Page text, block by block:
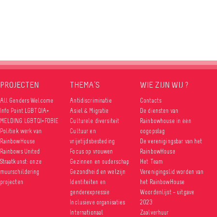
PROJECTEN
All Genders Welcome
Info Point LGBTQIA+
MELDING LGBTQI+FOBIE
Politiek werk van
RainbowHouse
Rainbows United
Straatkunst: onze
muurschildering
projecten
THEMA’S
Antidiscriminatie
Asiel & Migratie
Culturele diversiteit
Cultuur en
vrijetijdsbesteding
Focus op vrouwen
Gezinnen en ouderschap
Gezondheid en welzijn
Identiteiten en
genderexpressie
Inclusieve organisaties
Internationaal
WIE ZIJN WIJ ?
Contacts
De diensten van
Rainbowhouse in één
oogopslag
De verenigingsbar van het
RainbowHouse
Het Team
Verenigingslid worden van
het RainbowHouse
Woordenlijst – uitgave
2023
Zaalverhuur